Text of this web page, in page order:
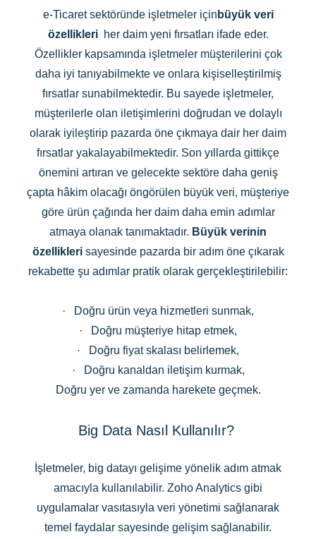
e-Ticaret sektöründe işletmeler için büyük veri
özellikleriher daim yeni fırsatları ifade eder.
Özellikler kapsamında işletmeler müşterilerini çok
daha iyi tanıyabilmekte ve onlara kişiselleştirilmiş
fırsatlar sunabilmektedir. Bu sayede işletmeler,
müşterilerle olan iletişimlerini doğrudan ve dolaylı
olarak iyileştirip pazarda öne çıkmaya dair her daim
fırsatlar yakalayabilmektedir. Son yıllarda gittikçe
önemini artıran ve gelecekte sektöre daha geniş
çapta hâkim olacağı öngörülen büyük veri, müşteriye
göre ürün çağında her daim daha emin adımlar
atmaya olanak tanımaktadır. Büyük verinin
özellikleri sayesinde pazarda bir adım öne çıkarak
rekabette şu adımlar pratik olarak gerçekleştirilebilir:
·
Doğru ürün veya hizmetleri sunmak,
·
Doğru müşteriye hitap etmek,
·
Doğru fiyat skalası belirlemek,
·
Doğru kanaldan iletişim kurmak,
Doğru yer ve zamanda harekete geçmek.
Big Data Nasıl Kullanılır?
İşletmeler, big datayı gelişime yönelik adım atmak
amacıyla kullanılabilir. Zoho Analytics gibi
uygulamalar vasıtasıyla veri yönetimi sağlanarak
temel faydalar sayesinde gelişim sağlanabilir.